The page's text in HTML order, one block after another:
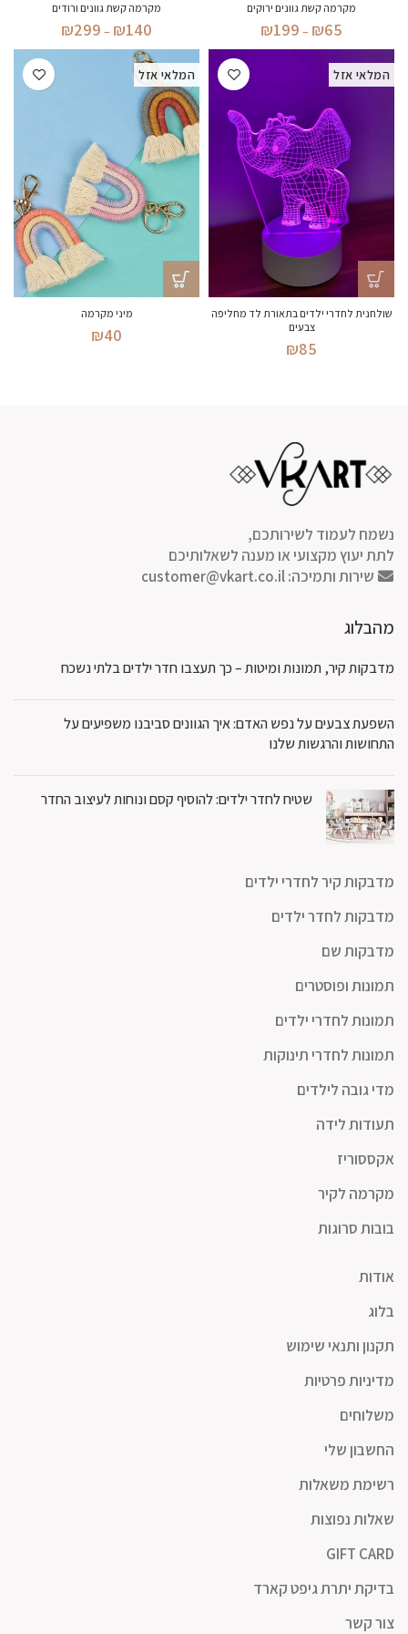
מקרמה קשת גוונים ירוקים
₪65
–
₪199
עד
מקרמה קשת גוונים ורודים
₪140
–
₪299
עד
המלאי אזל
שולחנית לחדרי ילדים בתאורת לד מחליפה
צבעים
₪85
המלאי אזל
מיני מקרמה
₪40
נשמח לעמוד לשירותכם,
לתת יעוץ מקצועי או מענה לשאלותיכם
שירות ותמיכה:customer@vkart.co.il
מהבלוג
מדבקות קיר, תמונות ומיטות – כך תעצבו חדר ילדים בלתי נשכח
השפעת צבעים על נפש האדם: איך הגוונים סביבנו משפיעים על
התחושות והרגשות שלנו
שטיח לחדר ילדים: להוסיף קסם ונוחות לעיצוב החדר
מדבקות קיר לחדרי ילדים
מדבקות לחדר ילדים
מדבקות שם
תמונות ופוסטרים
תמונות לחדרי ילדים
תמונות לחדרי תינוקות
מדי גובה לילדים
תעודות לידה
אקססוריז
מקרמה לקיר
בובות סרוגות
אודות
בלוג
תקנון ותנאי שימוש
מדיניות פרטיות
משלוחים
החשבון שלי
רשימת משאלות
שאלות נפוצות
GIFT CARD
בדיקת יתרת גיפט קארד
צור קשר